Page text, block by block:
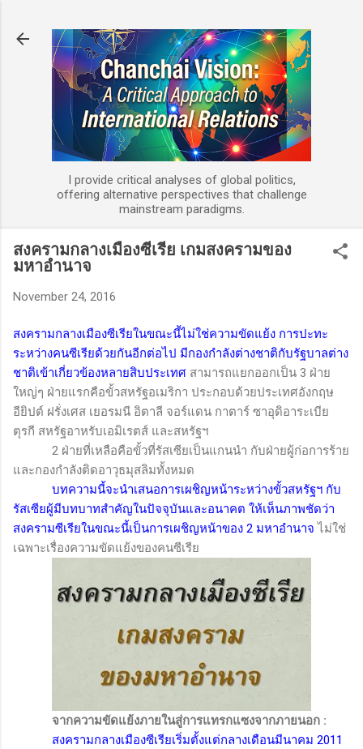
I provide critical analyses of global politics,
offering alternative perspectives that challenge
mainstream paradigms.
สงครามกลางเมืองซีเรีย เกมสงครามของ
มหาอำนาจ
November 24, 2016
สงครามกลางเมืองซีเรียในขณะนี้ไม่ใช่ความขัดแย้ง การปะทะ
ระหว่างคนซีเรียด้วยกันอีกต่อไป มีกองกำลังต่างชาติกับรัฐบาลต่าง
ชาติเข้าเกี่ยวข้องหลายสิบประเทศ สามารถแยกออกเป็น 3 ฝ่าย
ใหญ่ๆ ฝ่ายแรกคือขั้วสหรัฐอเมริกา ประกอบด้วยประเทศอังกฤษ
อียิปต์ ฝรั่งเศส เยอรมนี อิตาลี จอร์แดน กาตาร์ ซาอุดิอาระเบีย
ตุรกี สหรัฐอาหรับเอมิเรตส์ และสหรัฐฯ
2 ฝ่ายที่เหลือคือขั้วที่รัสเซียเป็นแกนนำ กับฝ่ายผู้ก่อการร้าย
และกองกำลังติดอาวุธมุสลิมทั้งหมด
บทความนี้จะนำเสนอการเผชิญหน้าระหว่างขั้วสหรัฐฯ กับ
รัสเซียผู้มีบทบาทสำคัญในปัจจุบันและอนาคต ให้เห็นภาพชัดว่า
สงครามซีเรียในขณะนี้เป็นการเผชิญหน้าของ 2 มหาอำนาจ ไม่ใช่
เฉพาะเรื่องความขัดแย้งของคนซีเรีย
จากความขัดแย้งภายในสู่การแทรกแซงจากภายนอก :
สงครามกลางเมืองซีเรียเริ่มตั้งแต่กลางเดือนมีนาคม 2011